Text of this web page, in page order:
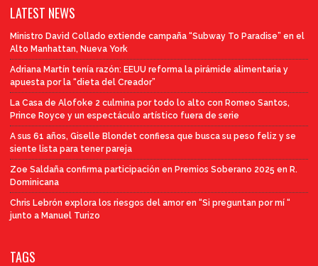
LATEST NEWS
Ministro David Collado extiende campaña “Subway To Paradise” en el
Alto Manhattan, Nueva York
Adriana Martín tenía razón: EEUU reforma la pirámide alimentaria y
apuesta por la “dieta del Creador”
La Casa de Alofoke 2 culmina por todo lo alto con Romeo Santos,
Prince Royce y un espectáculo artístico fuera de serie
A sus 61 años, Giselle Blondet confiesa que busca su peso feliz y se
siente lista para tener pareja
Zoe Saldaña confirma participación en Premios Soberano 2025 en R.
Dominicana
Chris Lebrón explora los riesgos del amor en “Si preguntan por mí “
junto a Manuel Turizo
TAGS